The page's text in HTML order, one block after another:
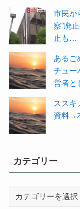
市民か
察”廃
止も…
あるご
チュー
営者と
スス
資料→
カテゴリー